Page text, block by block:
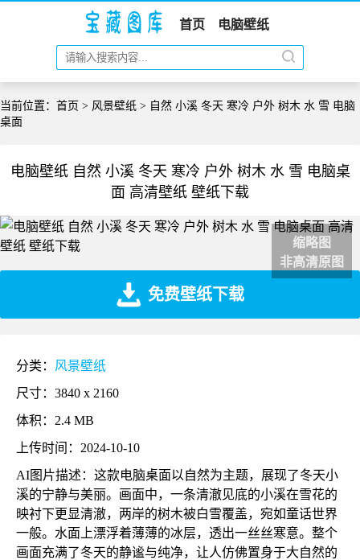
首页 电脑壁纸
当前位置： 首页 > 风景壁纸 > 自然 小溪 冬天 寒冷 户外 树木 水 雪 电脑
桌面
电脑壁纸 自然 小溪 冬天 寒冷 户外 树木 水 雪 电脑桌
面 高清壁纸 壁纸下载
缩略图
非高清原图
免费壁纸下载
分类： 风景壁纸
尺寸：3840 x 2160
体积：2.4 MB
上传时间：2024-10-10
AI图片描述：这款电脑桌面以自然为主题，展现了冬天小
溪的宁静与美丽。画面中，一条清澈见底的小溪在雪花的
映衬下更显清澈，两岸的树木被白雪覆盖，宛如童话世界
一般。水面上漂浮着薄薄的冰层，透出一丝丝寒意。整个
画面充满了冬天的静谧与纯净，让人仿佛置身于大自然的